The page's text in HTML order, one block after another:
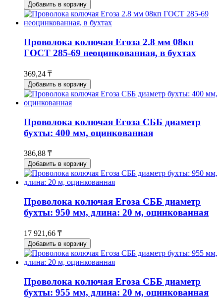
Добавить в корзину
Проволока колючая Егоза 2.8 мм 08кп
ГОСТ 285-69 неоцинкованная, в бухтах
369,24 ₸
Добавить в корзину
Проволока колючая Егоза СББ диаметр
бухты: 400 мм, оцинкованная
386,88 ₸
Добавить в корзину
Проволока колючая Егоза СББ диаметр
бухты: 950 мм, длина: 20 м, оцинкованная
17 921,66 ₸
Добавить в корзину
Проволока колючая Егоза СББ диаметр
бухты: 955 мм, длина: 20 м, оцинкованная